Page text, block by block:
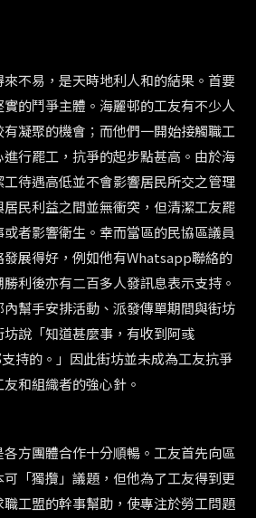
不易，是天時地利人和的結果。首要
的鬥爭主體。海麗邨的工友有不少人
凝聚的機會；而他們一開始接觸職工
行罷工，抗爭的起步點甚高。由於海
待遇高低並不會影響居民所交之管理
民利益之間並無衝突，但清潔工友罷
者影響衛生。幸而當區的民協區議員
展得好，例如他有Whatsapp聯絡的
利後亦有二百多人發訊息表示支持。
幫手安排活動、派發傳單期間與街坊
說「知道甚麼事，有收到阿彧
持的。」因此街坊並未成為工友抗爭
和組織者的強心針。
方團體合作十分順暢。工友首先向區
「獨攬」議題，但他為了工友得到更
工盟的幹事幫助，使專注於勞工問題